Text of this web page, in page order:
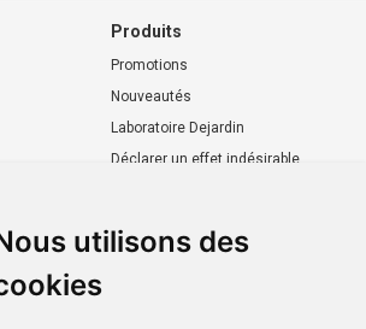
utilisons des
Produits
Promotions
Nouveautés
Laboratoire Dejardin
Déclarer un effet indésirable